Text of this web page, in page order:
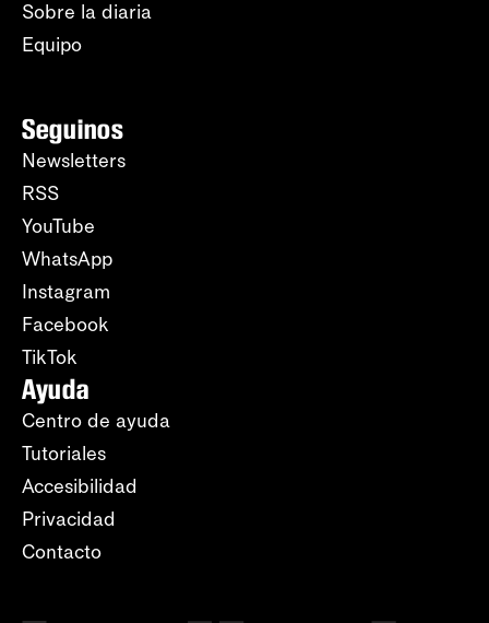
Sobre la diaria
Equipo
Seguinos
Newsletters
RSS
YouTube
WhatsApp
Instagram
Facebook
TikTok
Ayuda
Centro de ayuda
Tutoriales
Accesibilidad
Privacidad
Contacto